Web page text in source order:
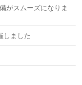
がスムーズになりま
しました